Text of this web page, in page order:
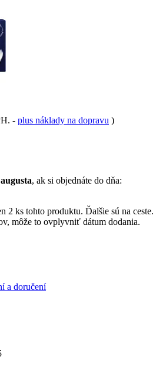
- plus náklady na dopravu )
, ak si objednáte do dňa:
2 ks tohto produktu. Ďalšie sú na ceste.
môže to ovplyvniť dátum dodania.
a doručení